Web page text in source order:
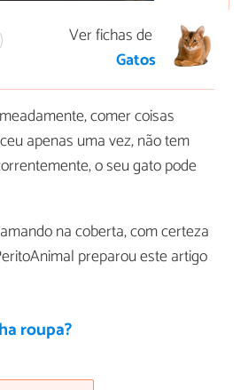
Ver fichas de
Gatos
comer coisas
apenas uma vez, não tem
o seu gato pode
na coberta, com certeza
preparou este artigo
roupa?